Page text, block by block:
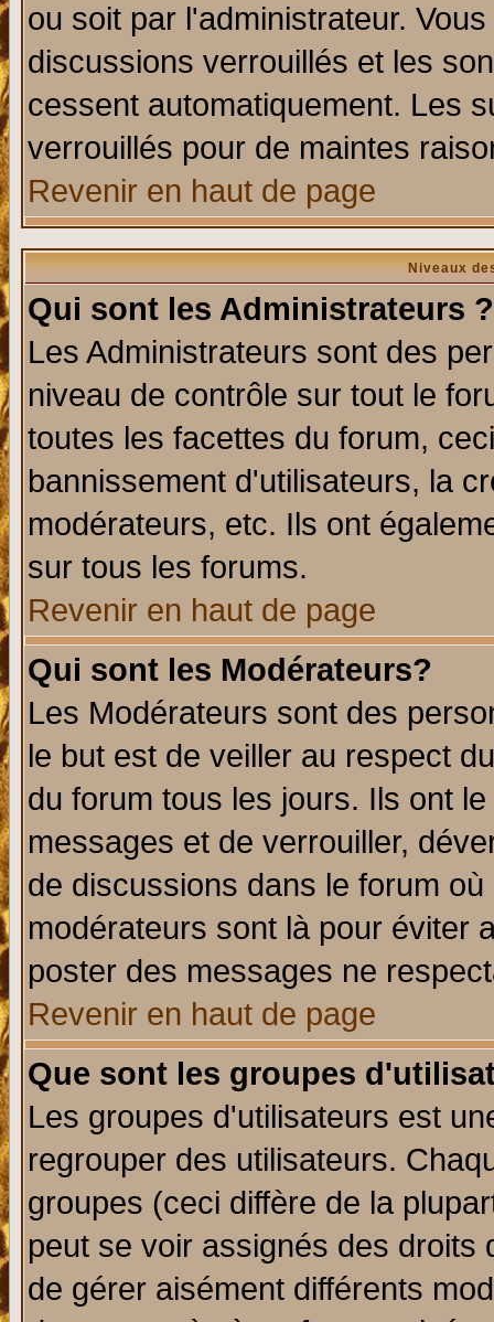
ou soit par l'administrateur.
discussions verrouillés et les
cessent automatiquement. Les
verrouillés pour de maintes
Revenir en haut de page
Niveaux
Qui sont les Administrateurs ?
Les Administrateurs sont des
niveau de contrôle sur tout le
toutes les facettes du forum,
bannissement d'utilisateurs, la
modérateurs, etc. Ils ont
sur tous les forums.
Revenir en haut de page
Qui sont les Modérateurs?
Les Modérateurs sont des
le but est de veiller au respect
du forum tous les jours. Ils ont
messages et de verrouiller,
de discussions dans le forum
modérateurs sont là pour éviter
poster des messages ne
Revenir en haut de page
Que sont les groupes
Les groupes d'utilisateurs est
regrouper des utilisateurs.
groupes (ceci diffère de la
peut se voir assignés des
de gérer aisément différents